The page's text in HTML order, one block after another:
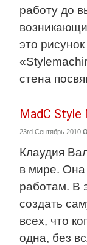
работу до
это
стена
MadC Style
23rd Сентябрь 2010
Клаудия
в мире. Она
работам. В
создать
всех, что
одна, без